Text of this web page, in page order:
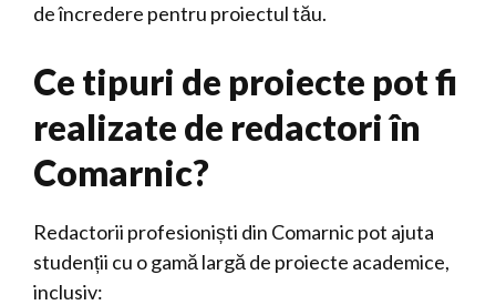
de încredere pentru proiectul tău.
Ce tipuri de proiecte pot fi
realizate de redactori în
Comarnic?
Redactorii profesioniști din Comarnic pot ajuta
studenții cu o gamă largă de proiecte academice,
inclusiv: